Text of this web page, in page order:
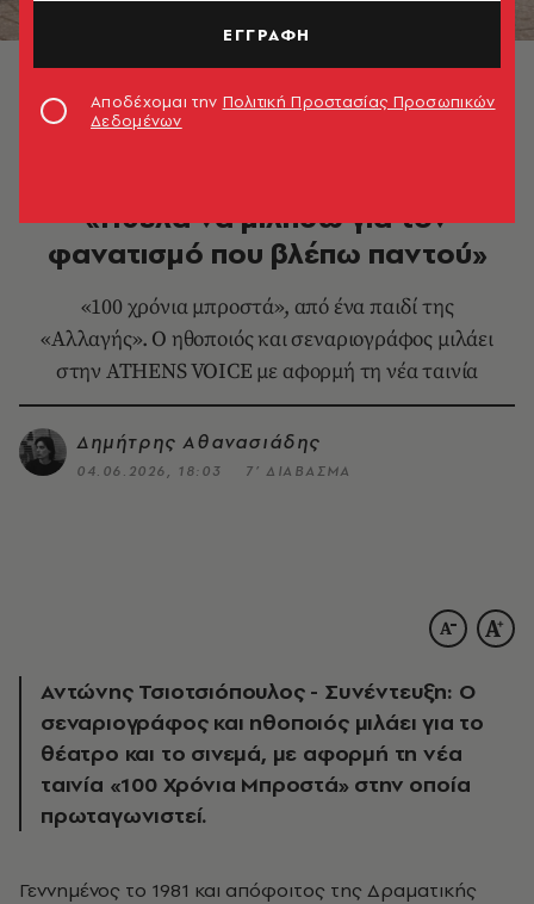
© Τάσος Ανέστης
«Ήθελα να μιλήσω για τον
φανατισμό που βλέπω παντού»
«100 χρόνια μπροστά», από ένα παιδί της
«Αλλαγής». Ο ηθοποιός και σεναριογράφος μιλάει
στην ATHENS VOICE με αφορμή τη νέα ταινία
Δημήτρης Αθανασιάδης
04.06.2026, 18:03 7’ ΔΙΑΒΑΣΜΑ
Αντώνης Τσιοτσιόπουλος - Συνέντευξη: Ο
σεναριογράφος και ηθοποιός μιλάει για το
θέατρο και το σινεμά, με αφορμή τη νέα
ταινία «100 Χρόνια Μπροστά» στην οποία
πρωταγωνιστεί.
Γεννημένος το 1981 και απόφοιτος της Δραματικής
ΕΓΓΡΑΦΗ
Αποδέχομαι την Πολιτική Προστασίας Προσωπικών
Δεδομένων